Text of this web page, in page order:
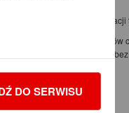
Barbarę Mendel
różnić się od dokumentacji
zapisanych za pomocą plików
serwisu internetowego,
DO SERWISU